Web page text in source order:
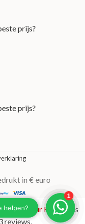
prijs?
prijs?
in € euro
Reviews
is
reviews.